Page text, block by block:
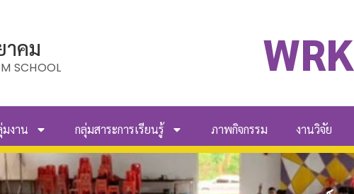
าคม
SCHOOL WRK
มงาน กลุ่มสาระการเรียนรู้ ภาพกิจกรรม งานวิจัย